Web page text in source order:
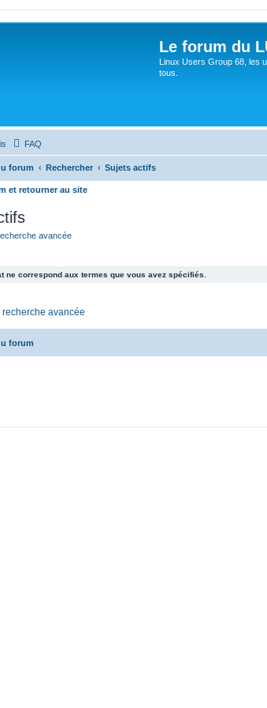
Le forum du
Linux Users Group 68, les
tous.
FAQ
forum Rechercher Sujets actifs
et retourner au site
avancée
ne correspond aux termes que vous avez spécifiés.
avancée
forum